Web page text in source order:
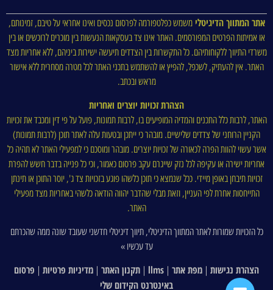
אתר המתווך הדיגיטלימשמש כפלטפורמה לפרסום נכסים ואינו אחראי על טיבם, זמינותם,
או אמיתות הפרטים המפורסמים. האתר אינו צד בעסקאות הנעשות בין מוכרים לרוכשים או בין
משרדי התיווך ללקוחותיהם. כל התקשרות בין הצדדים תיעשה ישירות ביניהם, ללא אחריות מצד
האתר. אין להעתיק, לשכפל, להפיץ או להשתמש בתכני האתר לכל מטרה מסחרית ללא אישור
מראש ובכתב.
הצהרת זכויות יוצרים ואחריות
האתר, לרבות כלל התכנים והמדיה המופיעים בו, לרבות תמונות, פועל על פי דין ומכבד את זכויות
הקניין הרוחני של צדדים שלישיים. מובהר כי ייתכן ובטעות עלה לאתר תוכן (לרבות תמונות)
אשר עשוי להוות הפרה לכאורה של זכויות יוצרים. מובהר ומוסכם כי למפעילי האתר לא תהיה כל
אחריות ישירה או עקיפה לכל נזק שייגרם עקב פרסום כאמור, וכי כל פנייה בדבר חשש להפרת
זכויות תיבחן באופן מיידי. ככל שנמצא כי תוכן כלשהו פוגע בזכויות צד ג', יוסר התוכן או תינתן
התייחסות אחרת לפי העניין, וזאת מבלי שהדבר יהווה הודאה כלשהי באחריות מצד מפעילי
האתר.
כל הזכויות שמורות לאתר המתווך הדיגיטלי, תיווך דיגיטלי חדשני שעובד שונה ממה שהכרתם
עד עכשיו »
הצהרת נגישות מפת אתר llms תקנון האתר מדיניות פרטיות
פרסום
באינטרנט הקידום שלי